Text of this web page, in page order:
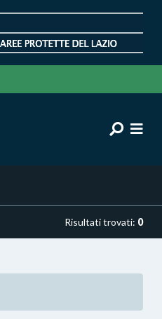
Risultati trovati: 0